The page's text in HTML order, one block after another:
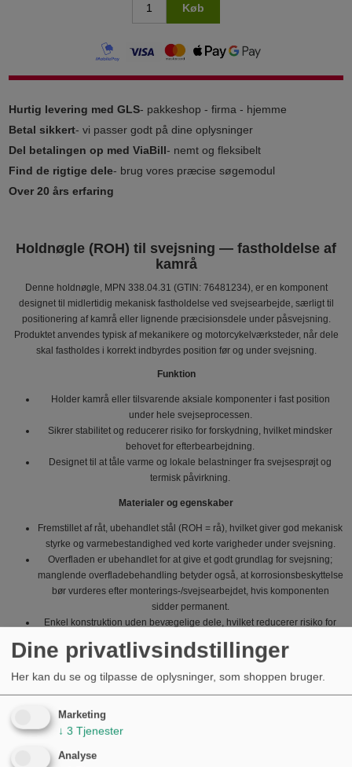
Køb
Hurtig levering med GLS- pakkeshop - firma - hjemme
Betal sikkert- vi passer godt på dine oplysninger
Del betalingen op med ViaBill- nemt og fleksibelt
Find de rigtige dele- brug vores præcise søgemodul
Over 20 års erfaring
Holdnøgle (ROH) til svejsning — fastholdelse af
kamrå
Denne holdnøgle, MPN 338.04.31 (GTIN: 76481234), er en komponent
designet til midlertidig mekanisk fastholdelse ved svejsearbejde, særligt til
positionering af kamrå eller lignende præcisionsdele under påsvejsning.
Produktet anvendes typisk af mekanikere og motorcykelværksteder, når dele
skal fastholdes i korrekt indbyrdes position før og under svejsning.
Funktion
Holder kamrå eller tilsvarende aksiale komponenter i fast position
under hele svejseprocessen.
Sikrer stabilitet og reducerer risiko for forskydning, hvilket mindsker
behovet for efterbearbejdning.
Designet til at tåle varme og lokale belastninger fra svejsesprøjt og
termisk påvirkning.
Materialer og egenskaber
Fremstillet af råt, ubehandlet stål (ROH = rå), hvilket giver god mekanisk
styrke og varmebestandighed ved korte varigheder under svejsning.
Overfladen er ubehandlet for at give et godt grundlag for svejsning;
manglende overfladebehandling betyder også, at korrosionsbeskyttelse
bør vurderes efter monterings-/svejsearbejdet, hvis komponenten
sidder permanent.
Enkel konstruktion uden bevægelige dele, hvilket reducerer risiko for
Bruges både i reparation og ved fremstilling, hvor præcis placering er
Kan kombineres med almindelige svejseholdere, tænger og fiksturer
Dine privatlivsindstillinger
Her kan du se og tilpasse de oplysninger, som shoppen bruger.
Marketing
↓ 3 Tjenester
Analyse